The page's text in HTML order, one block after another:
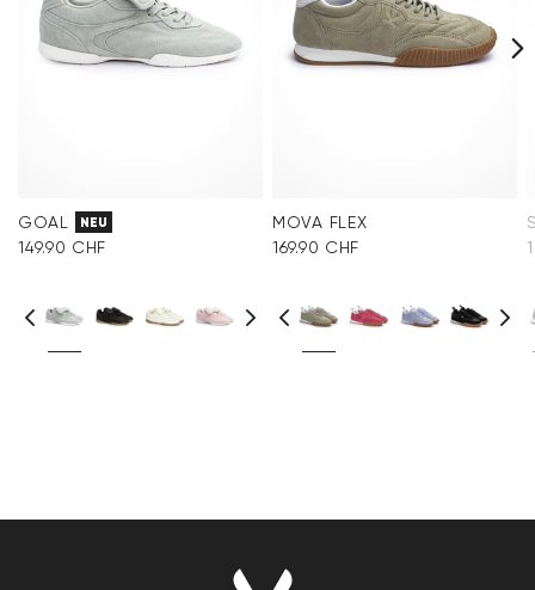
GOAL NEU
149.90 CHF
MOVA FLEX
169.90 CHF